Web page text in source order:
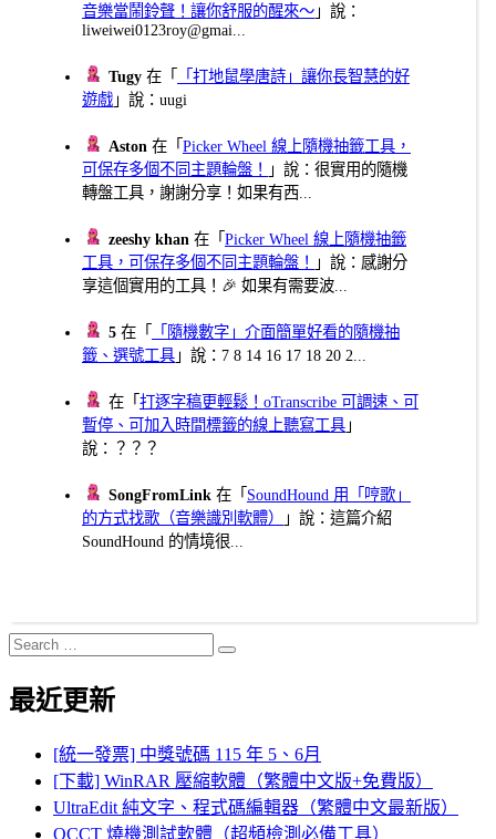
音樂當鬧鈴聲！讓你舒服的醒來～ 」說：
liweiwei0123roy@gmai...
Tugy 在「
「打地鼠學唐詩」讓你長智慧的好
遊戲 」說：uugi
Aston 在「Picker Wheel 線上隨機抽籤工具，
可保存多個不同主題輪盤！
」說：很實用的隨機
轉盤工具，謝謝分享！如果有西...
zeeshy khan 在「Picker Wheel 線上隨機抽籤
工具，可保存多個不同主題輪盤！
」說：感謝分
享這個實用的工具！🎉 如果有需要波...
5 在「
「隨機數字」介面簡單好看的隨機抽
籤、選號工具 」說：7 8 14 16 17 18 20 2...
在「打逐字稿更輕鬆！oTranscribe 可調速、可
暫停、可加入時間標籤的線上聽寫工具 」
說：？？？
SongFromLink 在「 SoundHound 用「哼歌」
的方式找歌（音樂識別軟體）
」說：這篇介紹
SoundHound 的情境很...
Search
for:
Search
最近更新
[統一發票] 中獎號碼 115 年 5、6月
[下載] WinRAR 壓縮軟體（繁體中文版+免費版）
UltraEdit 純文字、程式碼編輯器（繁體中文最新版）
OCCT 燒機測試軟體（超頻檢測必備工具）